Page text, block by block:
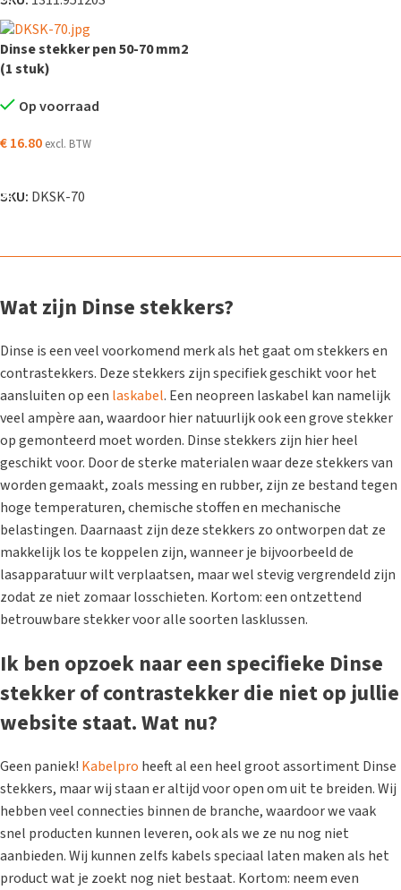
Dinse stekker pen 50-70 mm2
(1 stuk)
Op voorraad
€16.80 excl. BTW
SKU: DKSK-70
Wat zijn Dinse stekkers?
Dinse is een veel voorkomend merk als het gaat om stekkers en
contrastekkers. Deze stekkers zijn specifiek geschikt voor het
aansluiten op een laskabel. Een neopreen laskabel kan namelijk
veel ampère aan, waardoor hier natuurlijk ook een grove stekker
op gemonteerd moet worden. Dinse stekkers zijn hier heel
geschikt voor. Door de sterke materialen waar deze stekkers van
worden gemaakt, zoals messing en rubber, zijn ze bestand tegen
hoge temperaturen, chemische stoffen en mechanische
belastingen. Daarnaast zijn deze stekkers zo ontworpen dat ze
makkelijk los te koppelen zijn, wanneer je bijvoorbeeld de
lasapparatuur wilt verplaatsen, maar wel stevig vergrendeld zijn
zodat ze niet zomaar losschieten. Kortom: een ontzettend
betrouwbare stekker voor alle soorten lasklussen.
Ik ben opzoek naar een specifieke Dinse
stekker of contrastekker die niet op jullie
website staat. Wat nu?
Geen paniek! Kabelpro heeft al een heel groot assortiment Dinse
stekkers, maar wij staan er altijd voor open om uit te breiden. Wij
hebben veel connecties binnen de branche, waardoor we vaak
snel producten kunnen leveren, ook als we ze nu nog niet
aanbieden. Wij kunnen zelfs kabels speciaal laten maken als het
product wat je zoekt nog niet bestaat. Kortom: neem even